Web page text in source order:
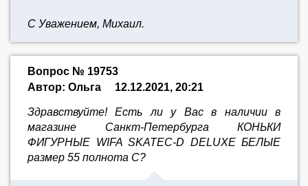
С Уважением, Михаил.
Вопрос № 19753
Автор: Ольга
12.12.2021, 20:21
Здравствуйте! Есть ли у Вас в наличии в
магазине Санкт-Петербурга КОНЬКИ
ФИГУРНЫЕ WIFA SKATEC-D DELUXE БЕЛЫЕ
размер 55 полнота С?